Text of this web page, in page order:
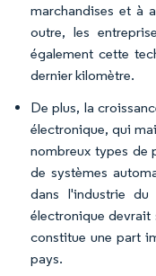
marchandises et à
outre, les
également cette
dernier kilomètre.
De plus, la
électronique, qui
nombreux types de
de systèmes
dans l'industrie
électronique devrait
constitue une part
pays.